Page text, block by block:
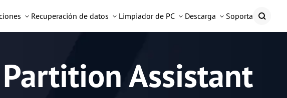
Recuperación de datos Limpiador de PC Descarga Soporta
Partition Assistant